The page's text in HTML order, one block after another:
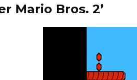
Mario Bros. 2’